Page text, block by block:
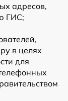
адресов,
ГИС;
в целях
для